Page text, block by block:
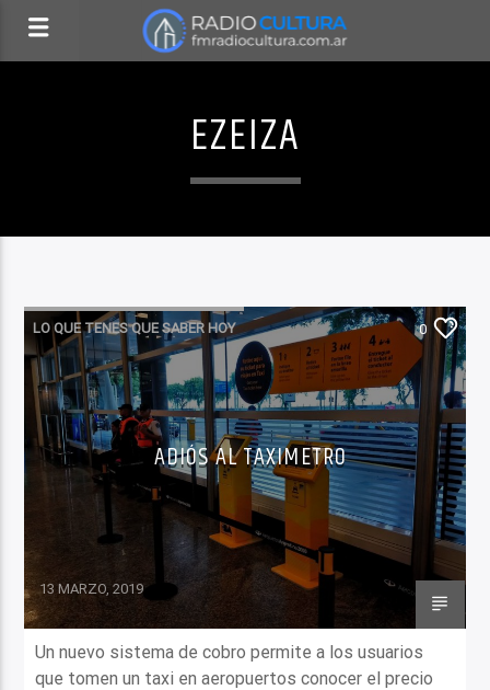
EZEIZA
LO QUE TENES QUE SABER HOY 0
ADIÓS AL TAXIMETRO
13 MARZO, 2019
Un nuevo sistema de cobro permite a los usuarios
que tomen un taxi en aeropuertos conocer el precio